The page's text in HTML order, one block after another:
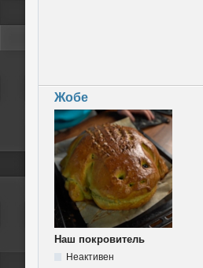
Жобе
Наш покровитель
Неактивен